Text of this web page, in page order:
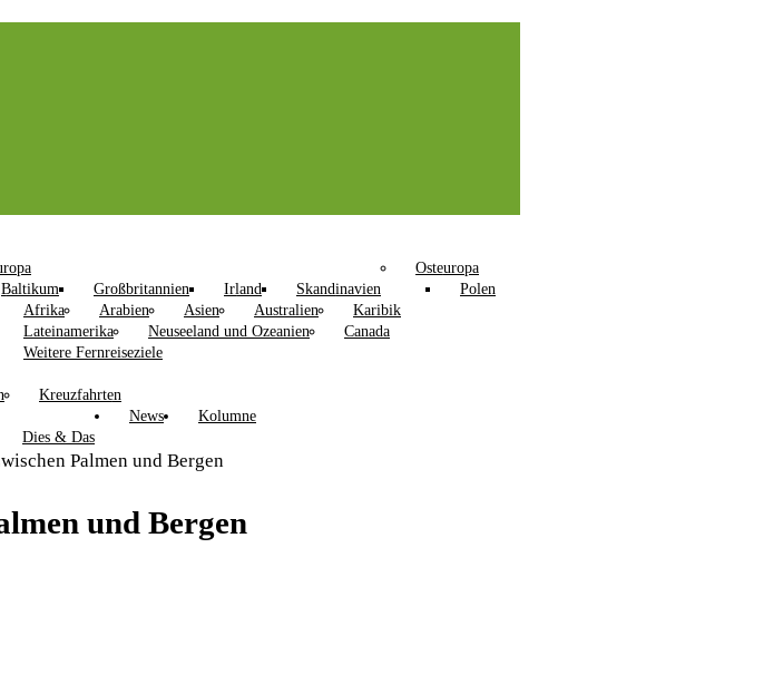
Baltikum
Großbritannien Irland Skandinavien
Osteuropa
Polen
Afrika Arabien Asien Australien
Karibik
Lateinamerika
Neuseeland und Ozeanien
Canada
Weitere Fernreiseziele
Kreuzfahrten
Dies & Das
News Kolumne
Palmen und Bergen
und Bergen